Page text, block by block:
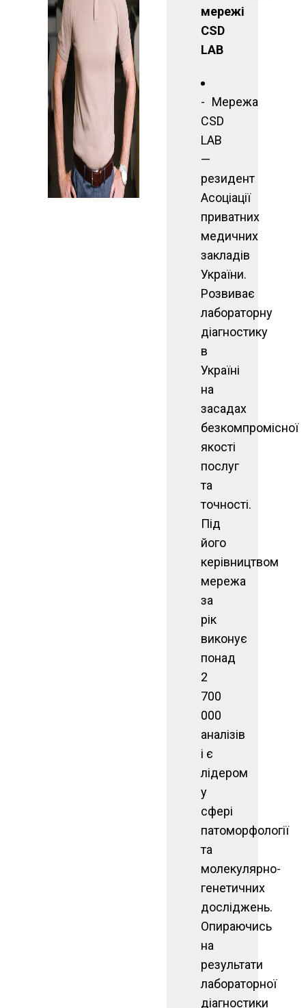
мережі
CSD
LAB
Мережа
CSD
LAB
—
резидент
Асоціації
приватних
медичних
закладів
України.
Розвиває
лабораторну
діагностику
в
Україні
на
засадах
безкомпромісної
якості
послуг
та
точності.
Під
його
керівництвом
мережа
за
рік
виконує
понад
2
700
000
аналізів
і є
лідером
у
сфері
патоморфології
та
молекулярно-
генетичних
досліджень.
Опираючись
на
результати
лабораторної
діагностики